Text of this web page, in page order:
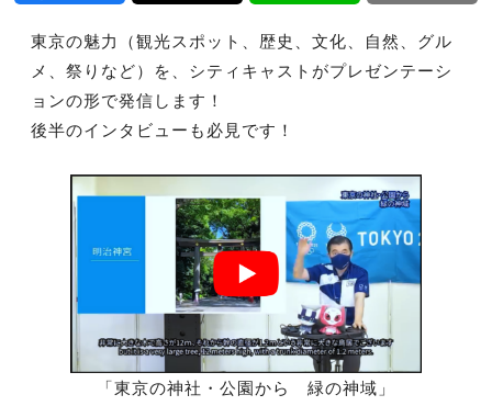
東京の魅力（観光スポット、歴史、文化、自然、グル
メ、祭りなど）を、シティキャストがプレゼンテーシ
ョンの形で発信します！
後半のインタビューも必見です！
「東京の神社・公園から 緑の神域」